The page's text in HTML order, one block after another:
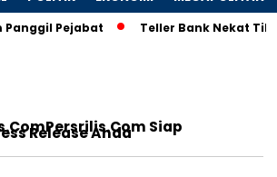
Pejabat Teller Bank Nekat
Siap
Release Anda